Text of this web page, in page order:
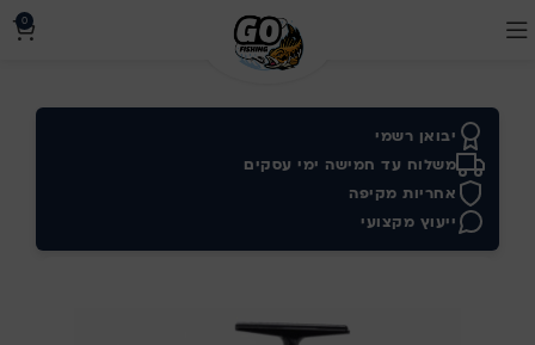
0
יבואן רשמי
משלוח עד חמישה ימי עסקים
אחריות מקיפה
ייעוץ מקצועי